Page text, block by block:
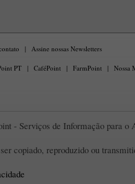
| Assine nossas Newsletters
PT | CaféPoint | FarmPoint | Nossa
- Serviços de Informação para o
copiado, reproduzido ou